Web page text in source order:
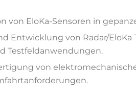
von EloKa-Sensoren in
Entwicklung von Radar/
Testfeldanwendungen.
von